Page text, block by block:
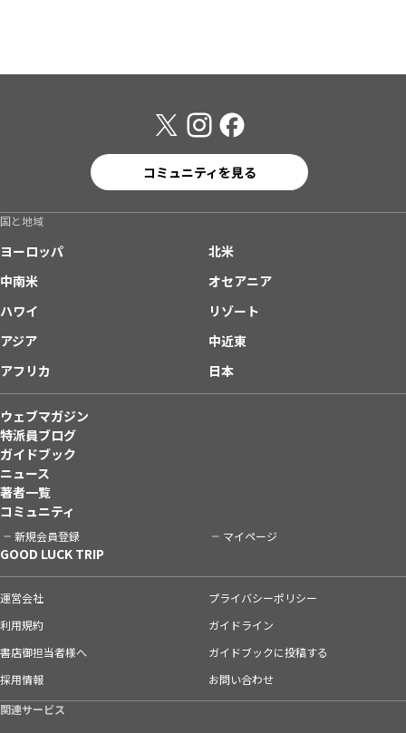
コミュニティを見る
国と地域
ヨーロッパ
北米
中南米
オセアニア
ハワイ
リゾート
アジア
中近東
アフリカ
日本
ウェブマガジン
特派員ブログ
ガイドブック
ニュース
著者一覧
コミュニティ
新規会員登録 マイページ
GOOD LUCK TRIP
運営会社
プライバシーポリシー
利用規約
ガイドライン
書店御担当者様へ
ガイドブックに投稿する
採用情報
お問い合わせ
関連サービス